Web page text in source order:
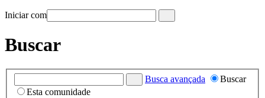
Iniciar com
Buscar
Busca avançada
Buscar
Esta comunidade